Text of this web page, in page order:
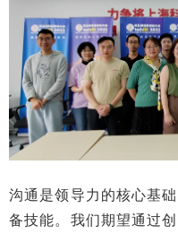
沟通是领导力的核心基
备技能。我们期望通过